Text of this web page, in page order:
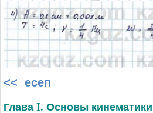
<< есеп
Глава I. Основы кинематики